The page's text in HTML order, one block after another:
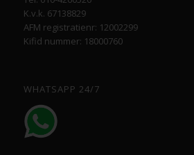
K.v.k. 67138829
AFM registratienr: 12002299
Kifid nummer: 18000760
WHATSAPP 24/7